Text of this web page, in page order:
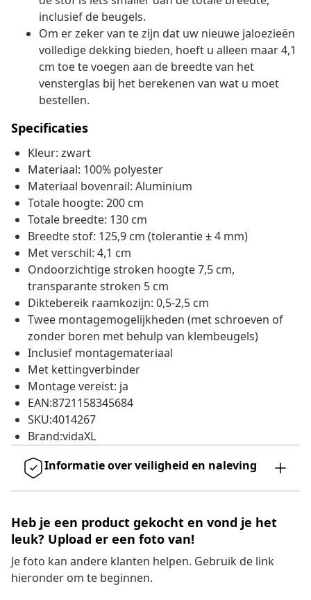
inclusief de beugels.
Om er zeker van te zijn dat uw nieuwe jaloezieën
volledige dekking bieden, hoeft u alleen maar 4,1
cm toe te voegen aan de breedte van het
vensterglas bij het berekenen van wat u moet
bestellen.
Specificaties
Kleur: zwart
Materiaal: 100% polyester
Materiaal bovenrail: Aluminium
Totale hoogte: 200 cm
Totale breedte: 130 cm
Breedte stof: 125,9 cm (tolerantie ± 4 mm)
Met verschil: 4,1 cm
Ondoorzichtige stroken hoogte 7,5 cm,
transparante stroken 5 cm
Diktebereik raamkozijn: 0,5-2,5 cm
Twee montagemogelijkheden (met schroeven of
zonder boren met behulp van klembeugels)
Inclusief montagemateriaal
Met kettingverbinder
Montage vereist: ja
EAN:8721158345684
SKU:4014267
Brand:vidaXL
Informatie over veiligheid en naleving
Heb je een product gekocht en vond je het
leuk? Upload er een foto van!
Je foto kan andere klanten helpen. Gebruik de link
hieronder om te beginnen.